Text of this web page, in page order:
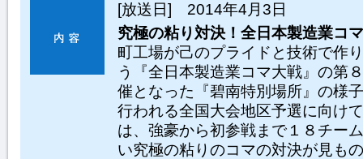
[放送日] 2014年4月3日
究極の粘り対決！全日本製造業コ
町工場が己のプライドと技術で作
う『全日本製造業コマ大戦』の第
催となった『碧南特別場所』の様
行われる全国大会地区予選に向け
は、強豪から初参戦まで１８チー
い究極の粘りのコマの対決が見も